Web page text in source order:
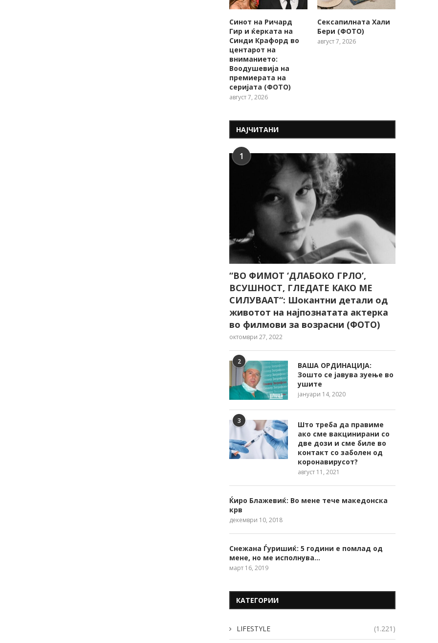
Синот на Ричард
Гир и ќерката на
Синди Крафорд во
центарот на
вниманието:
Воодушевија на
премиерата на
серијата (ФОТО)
август 7, 2026
Сексапилната Хали
Бери (ФОТО)
август 7, 2026
НАЈЧИТАНИ
1
“ВО ФИМОТ ‘ДЛАБОКО ГРЛО’,
ВСУШНОСТ, ГЛЕДАТЕ КАКО МЕ
СИЛУВААТ“: Шокантни детали од
животот на најпознатата актерка
во филмови за возрасни (ФОТО)
октомври 27, 2022
2
ВАША ОРДИНАЦИЈА:
Зошто се јавува зуење во
ушите
јануари 14, 2020
3
Што треба да правиме
ако сме вакцинирани со
две дози и сме биле во
контакт со заболен од
коронавирусот?
август 11, 2021
Ќиро Блажевиќ: Во мене тече македонска
крв
декември 10, 2018
Снежана Ѓуришиќ: 5 години е помлад од
мене, но ме исполнува…
март 16, 2019
КАТЕГОРИИ
LIFESTYLE (1.221)